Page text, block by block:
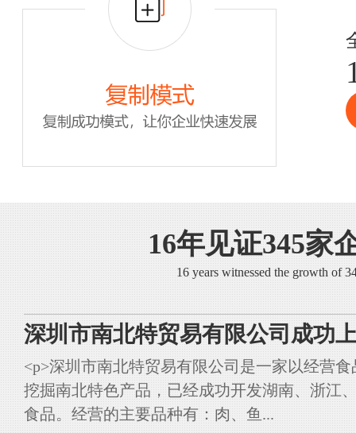
16年见证345家
16 years witnessed the growth of
深圳市南北特贸易有限公司成功
<p>深圳市南北特贸易有限公司是一家以经营
挖掘南北特色产品，已经成功开发湖南、浙江
食品。经营的主要品种有：肉、鱼...